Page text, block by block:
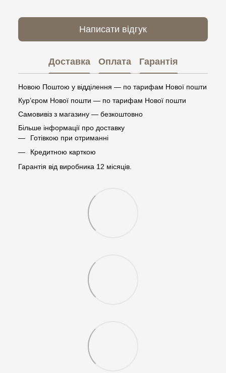
Написати відгук
Доставка Оплата Гарантія
Новою Поштою у відділення — по тарифам Нової пошти
Кур’єром Нової пошти — по тарифам Нової пошти
Самовивіз з магазину — безкоштовно
Більше інформації про доставку
Готівкою при отриманні
Кредитною карткою
Гарантія від виробника 12 місяців.